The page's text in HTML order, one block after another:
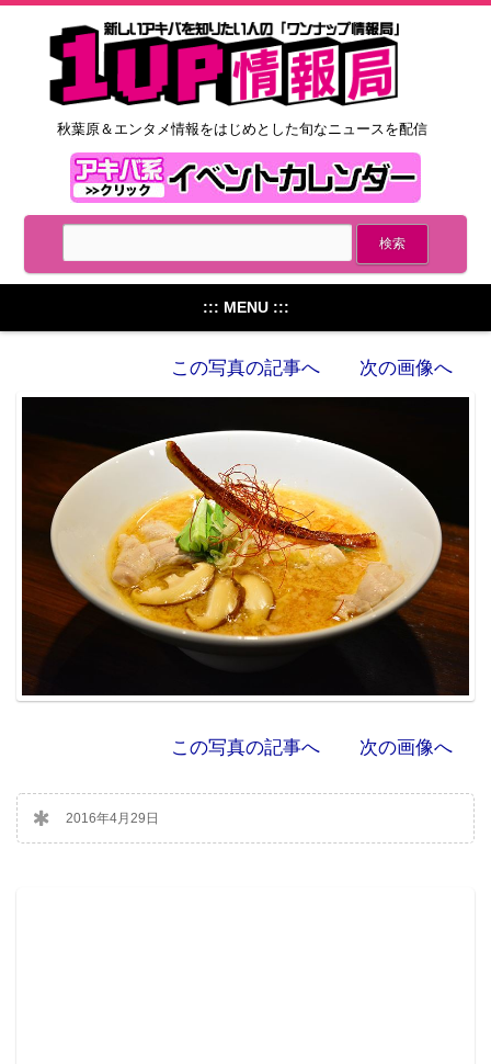
秋葉原＆エンタメ情報をはじめとした旬なニュースを配信
::: MENU :::
この写真の記事へ 次の画像へ
この写真の記事へ 次の画像へ
2016年4月29日